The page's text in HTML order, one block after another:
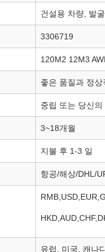
건설용 차량, 발
3306719
120M2 12M3
좋은 품질과 정상
중립 또는 당신
3~18개월
지불 후 1-3 일
항공/해상/DHL/
유럽, 미국, 캐나